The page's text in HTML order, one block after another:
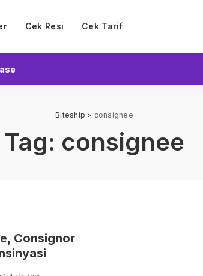
Cek Resi Cek Tarif
Biteship > consignee
Tag: consignee
Consignor